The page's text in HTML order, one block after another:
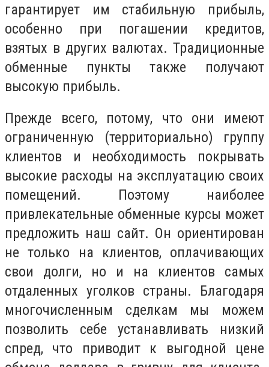
гарантирует им стабильную прибыль,
особенно при погашении кредитов,
взятых в других валютах. Традиционные
обменные пункты также получают
высокую прибыль.
Прежде всего, потому, что они имеют
ограниченную (территориально) группу
клиентов и необходимость покрывать
высокие расходы на эксплуатацию своих
помещений. Поэтому наиболее
привлекательные обменные курсы может
предложить наш сайт. Он ориентирован
не только на клиентов, оплачивающих
свои долги, но и на клиентов самых
отдаленных уголков страны. Благодаря
многочисленным сделкам мы можем
позволить себе устанавливать низкий
спред, что приводит к выгодной цене